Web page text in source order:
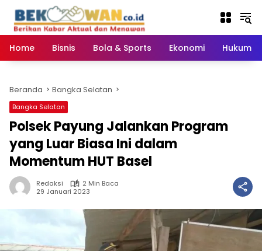
konten
Home
Bisnis Bola & Sports Ekonomi Hukum
Beranda Bangka Selatan
Bangka Selatan
Polsek Payung Jalankan Program
yang Luar Biasa Ini dalam
Momentum HUT Basel
Redaksi
2 Min Baca
29 Januari 2023